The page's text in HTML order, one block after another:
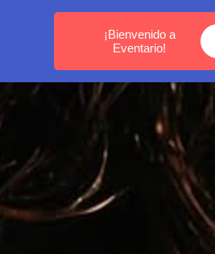
MEDELLÍN - BOGOTÁ -
¡Bienvenido a
Eventario!